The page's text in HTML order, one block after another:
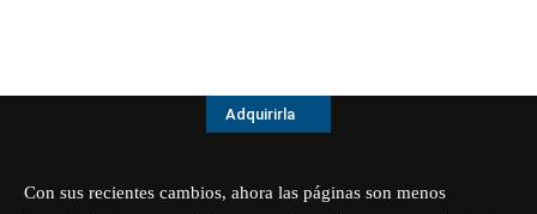
Adquirirla
Con sus recientes cambios, ahora las páginas son menos